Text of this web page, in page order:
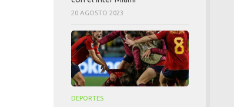
20 AGOSTO 2023
DEPORTES